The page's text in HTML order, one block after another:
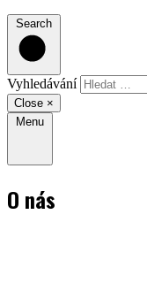
Search
Vyhledávání
Close ×
Menu
O nás